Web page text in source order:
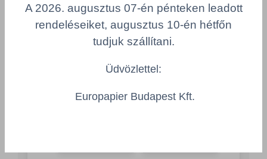
CreatorUrban Blueback
CUB115/1270-100
Szín
Csomagolás
Összeg
A 2026. augusztus 07-én pénteken leadott
rendeléseiket, augusztus 10-én hétfőn
tudjuk szállítani.
Üdvözlettel:
Europapier Budapest Kft.